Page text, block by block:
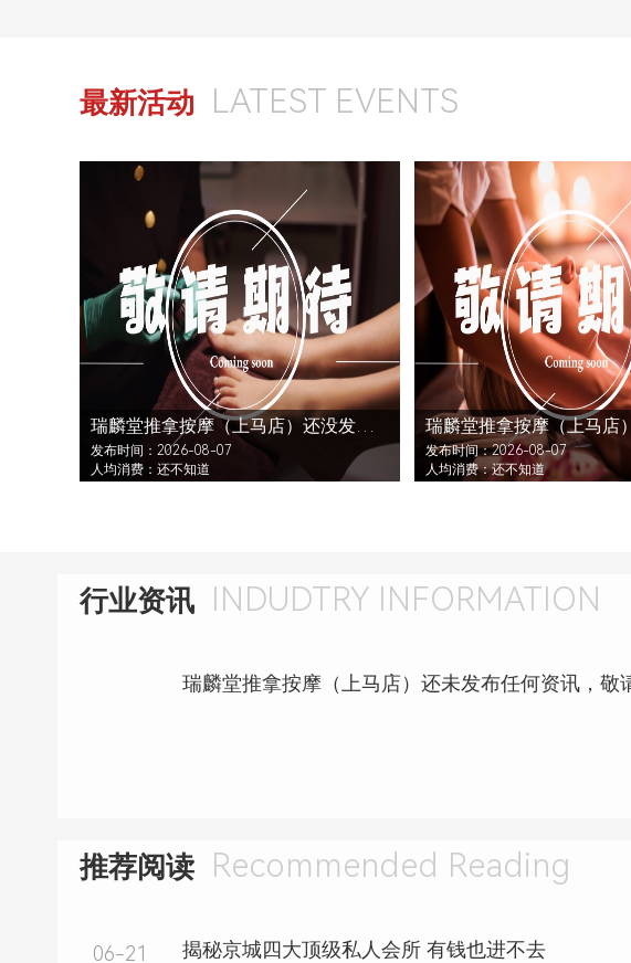
最新活动 LATEST EVENTS
瑞麟堂推拿按摩（上马店）还没发布活动
发布时间：2026-08-07
人均消费：还不知道
发布时间：2026-08-07
人均消费：还不知道
行业资讯 INDUDTRY INFORMATION
推荐阅读 Recommended Reading
06-21 揭秘京城四大顶级私人会所 有钱也进不去